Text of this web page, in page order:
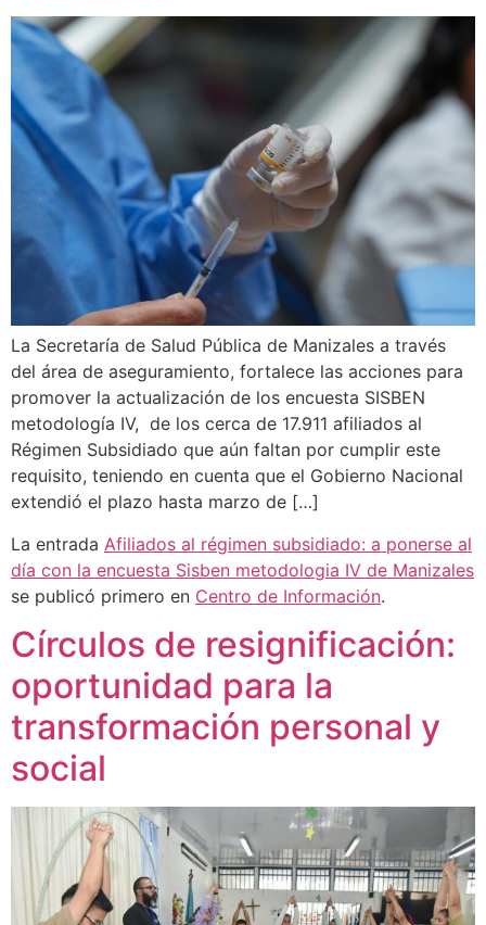
La Secretaría de Salud Pública de Manizales a través
del área de aseguramiento, fortalece las acciones para
promover la actualización de los encuesta SISBEN
metodología IV, de los cerca de 17.911 afiliados al
Régimen Subsidiado que aún faltan por cumplir este
requisito, teniendo en cuenta que el Gobierno Nacional
extendió el plazo hasta marzo de […]
La entrada Afiliados al régimen subsidiado: a ponerse al
día con la encuesta Sisben metodologia IV de Manizales
se publicó primero en Centro de Información.
Círculos de resignificación:
oportunidad para la
transformación personal y
social